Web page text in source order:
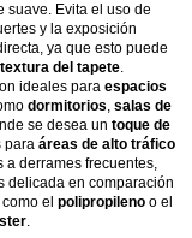
suave. Evita el uso de
y la exposición
ya que esto puede
textura del tapete.
ideales para espacios
dormitorios, salas de
se desea un toque de
para áreas de alto tráfico
a derrames frecuentes,
delicada en comparación
como el polipropileno o el
.